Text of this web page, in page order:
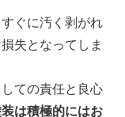
ぐに汚く剥がれ
失となってしま
ての責任と良心
は積極的にはお